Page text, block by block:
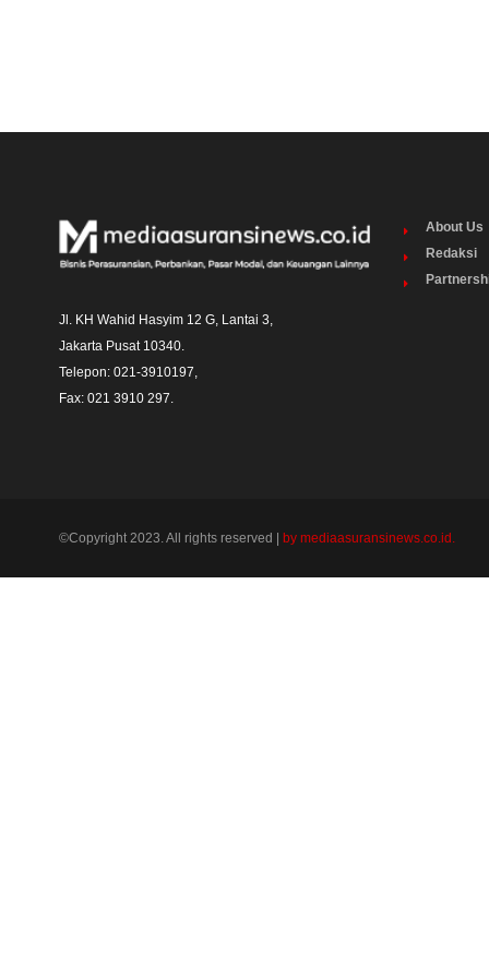
Jl. KH Wahid Hasyim 12 G, Lantai 3,
Jakarta Pusat 10340.
Telepon: 021-3910197,
Fax: 021 3910 297.
About Us
Redaksi
©Copyright 2023. All rights reserved | by mediaasuransinews.co.id.